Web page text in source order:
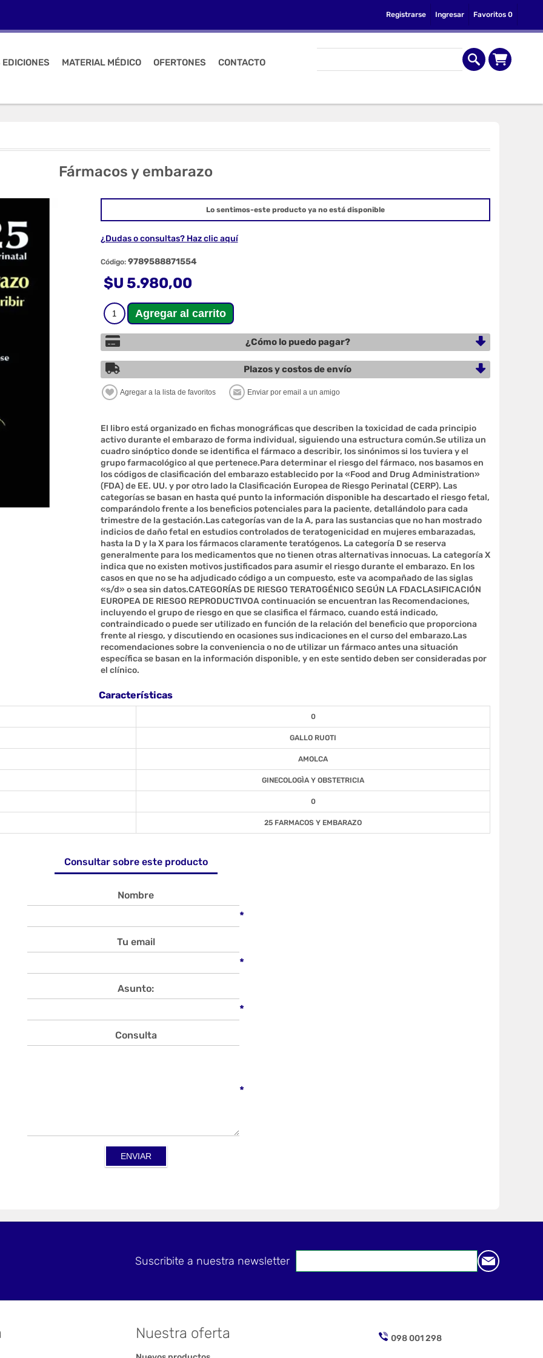
Registrarse Ingresar Favoritos 0
MATERIAL MÉDICO OFERTONES CONTACTO
Fármacos y embarazo
Lo sentimos-este producto ya no está disponible
¿Dudas o consultas? Haz clic aquí
Código: 9789588871554
$U 5.980,00
¿Cómo lo puedo pagar?
Plazos y costos de envío
El libro está organizado en fichas monográficas que describen la toxicidad de cada principio
activo durante el embarazo de forma individual, siguiendo una estructura común.Se utiliza un
cuadro sinóptico donde se identifica el fármaco a describir, los sinónimos si los tuviera y el
grupo farmacológico al que pertenece.Para determinar el riesgo del fármaco, nos basamos en
los códigos de clasificación del embarazo establecido por la «Food and Drug Administration»
(FDA) de EE. UU. y por otro lado la Clasificación Europea de Riesgo Perinatal (CERP). Las
categorías se basan en hasta qué punto la información disponible ha descartado el riesgo fetal,
comparándolo frente a los beneficios potenciales para la paciente, detallándolo para cada
trimestre de la gestación.Las categorías van de la A, para las sustancias que no han mostrado
indicios de daño fetal en estudios controlados de teratogenicidad en mujeres embarazadas,
hasta la D y la X para los fármacos claramente teratógenos. La categoría D se reserva
generalmente para los medicamentos que no tienen otras alternativas innocuas. La categoría X
indica que no existen motivos justificados para asumir el riesgo durante el embarazo. En los
casos en que no se ha adjudicado código a un compuesto, este va acompañado de las siglas
«s/d» o sea sin datos.CATEGORÍAS DE RIESGO TERATOGÉNICO SEGÚN LA FDACLASIFICACIÓN
EUROPEA DE RIESGO REPRODUCTIVOA continuación se encuentran las Recomendaciones,
incluyendo el grupo de riesgo en que se clasifica el fármaco, cuando está indicado,
contraindicado o puede ser utilizado en función de la relación del beneficio que proporciona
frente al riesgo, y discutiendo en ocasiones sus indicaciones en el curso del embarazo.Las
recomendaciones sobre la conveniencia o no de utilizar un fármaco antes una situación
específica se basan en la información disponible, y en este sentido deben ser consideradas por
el clínico.
Características
0
GALLO RUOTI
AMOLCA
GINECOLOGÌA Y OBSTETRICIA
0
25 FARMACOS Y EMBARAZO
Consultar sobre este producto
Nombre
*
Tu email
*
Asunto:
*
Consulta
*
Suscribite a nuestra newsletter
Nuestra oferta 098 001 298